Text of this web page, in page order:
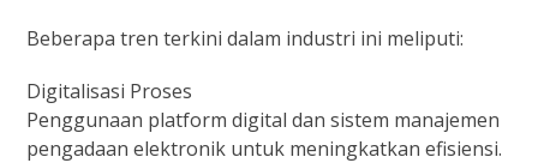
Beberapa tren terkini dalam industri ini meliputi:
Digitalisasi Proses
Penggunaan platform digital dan sistem manajemen
pengadaan elektronik untuk meningkatkan efisiensi.